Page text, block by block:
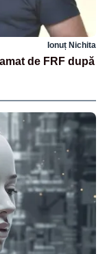
Ionuț Nichita
de FRF după